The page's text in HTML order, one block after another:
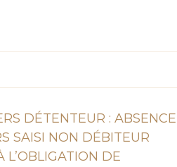
DÉTENTEUR : ABSENCE
SAISI NON DÉBITEUR
DE